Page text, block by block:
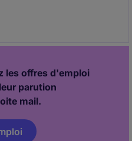
de la
du parc de
les offres d'emploi
parution
mail.